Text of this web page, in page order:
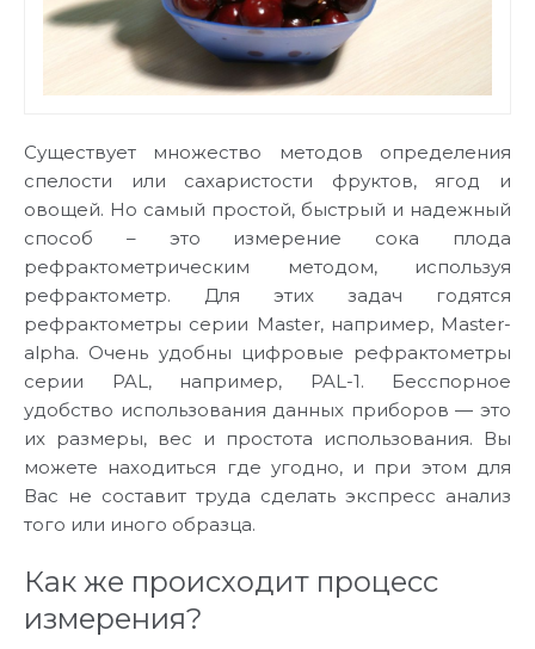
Существует множество методов определения
спелости или сахаристости фруктов, ягод и
овощей. Но самый простой, быстрый и надежный
способ – это измерение сока плода
рефрактометрическим методом, используя
рефрактометр. Для этих задач годятся
рефрактометры серии Master, например, Master-
alpha. Очень удобны цифровые рефрактометры
серии PAL, например, PAL-1. Бесспорное
удобство использования данных приборов — это
их размеры, вес и простота использования. Вы
можете находиться где угодно, и при этом для
Вас не составит труда сделать экспресс анализ
того или иного образца.
Как же происходит процесс
измерения?